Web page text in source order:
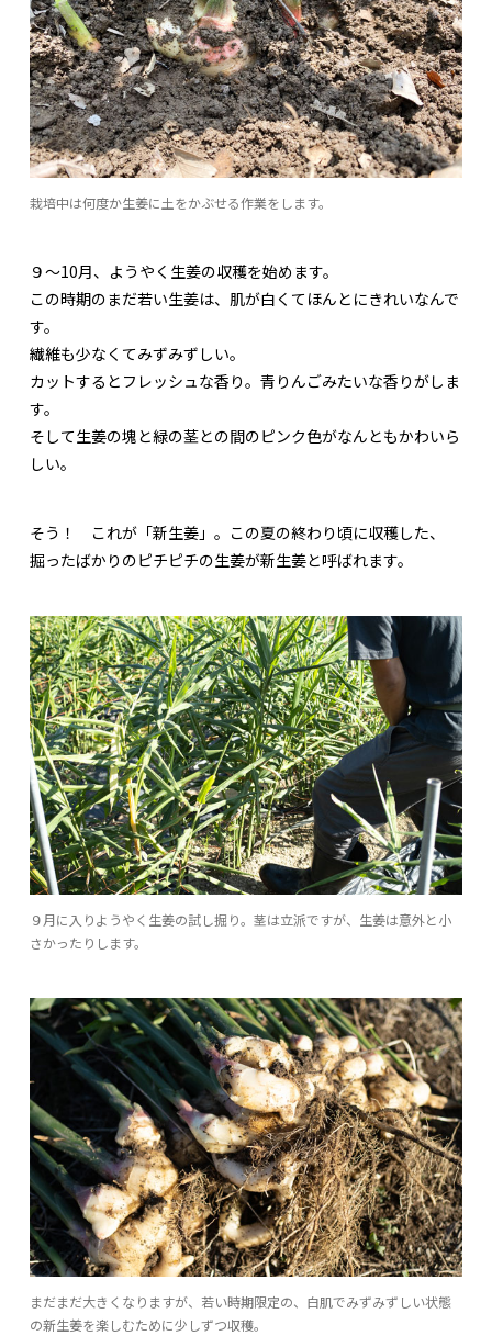
栽培中は何度か生姜に土をかぶせる作業をします。
９〜10月、ようやく生姜の収穫を始めます。
この時期のまだ若い生姜は、肌が白くてほんとにきれいなんで
す。
繊維も少なくてみずみずしい。
カットするとフレッシュな香り。青りんごみたいな香りがしま
す。
そして生姜の塊と緑の茎との間のピンク色がなんともかわいら
しい。
そう！ これが「新生姜」。この夏の終わり頃に収穫した、
掘ったばかりのピチピチの生姜が新生姜と呼ばれます。
９月に入りようやく生姜の試し掘り。茎は立派ですが、生姜は意外と小
さかったりします。
まだまだ大きくなりますが、若い時期限定の、白肌でみずみずしい状態
の新生姜を楽しむために少しずつ収穫。